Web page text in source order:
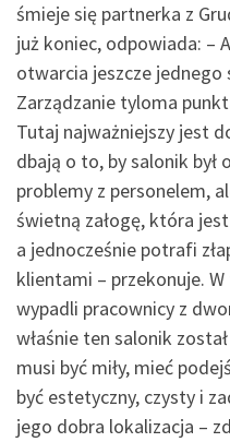
śmieje się partnerka z
już koniec, odpowiada: –
otwarcia jeszcze jednego
Zarządzanie tyloma
Tutaj najważniejszy jest
dbają o to, by salonik był
problemy z personelem,
świetną załogę, która
a jednocześnie potrafi
klientami – przekonuje.
wypadli pracownicy z
właśnie ten salonik
musi być miły, mieć
być estetyczny, czysty i
jego dobra lokalizacja –